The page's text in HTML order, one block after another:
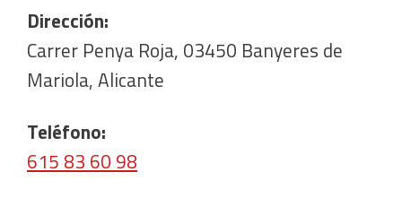
Dirección:
Carrer Penya Roja, 03450 Banyeres de
Mariola, Alicante
Teléfono:
615 83 60 98